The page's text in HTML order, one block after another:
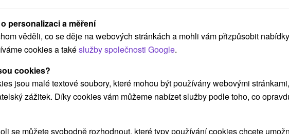
VÁS MOHLY TAKÉ ZAJÍMAT
personalizaci a měření
věděli, co se děje na webových stránkách a mohli vám přizpůsobit
cookies a takéslužby společnosti Google.
cookies?
jsou malé textové soubory, které mohou být používány webovými
zážitek. Díky cookies vám můžeme nabízet služby podle toho, co
se můžete svobodně rozhodnout, které typy používání cookies chcete